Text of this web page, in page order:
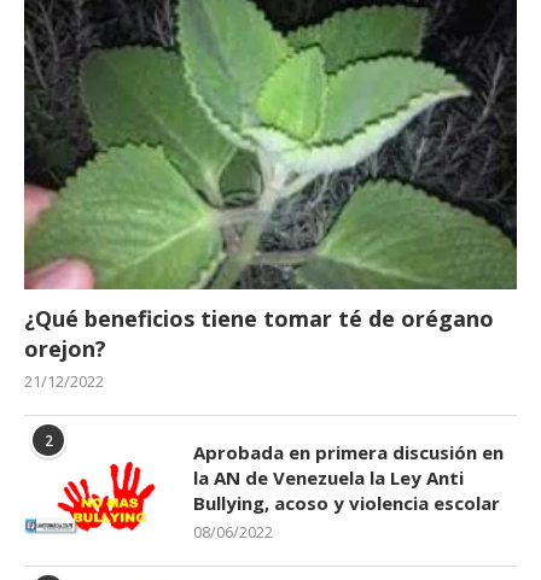
¿Qué beneficios tiene tomar té de orégano
orejon?
21/12/2022
2
Aprobada en primera discusión en
la AN de Venezuela la Ley Anti
Bullying, acoso y violencia escolar
08/06/2022